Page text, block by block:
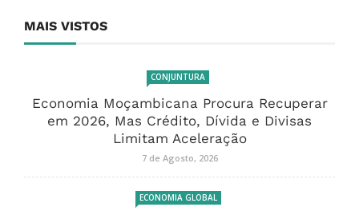
MAIS VISTOS
CONJUNTURA
Economia Moçambicana Procura Recuperar
em 2026, Mas Crédito, Dívida e Divisas
Limitam Aceleração
7 de Agosto, 2026
ECONOMIA GLOBAL